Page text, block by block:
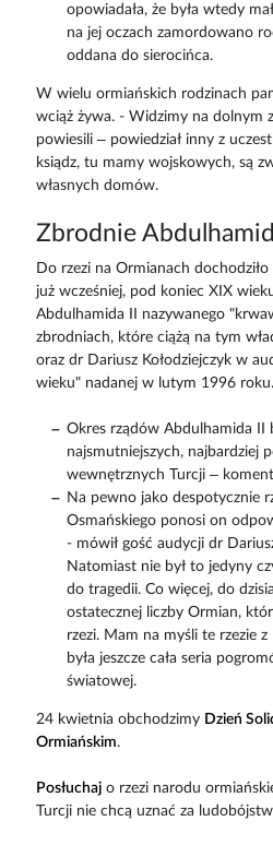
opowiadała, że była wtedy
na jej oczach zamordowano
oddana do sierocińca.
W wielu ormiańskich rodzinach
wciąż żywa. - Widzimy na dolnym
powiesili – powiedział inny z
ksiądz, tu mamy wojskowych, są
własnych domów.
Zbrodnie
Do rzezi na Ormianach
już wcześniej, pod koniec XIX
Abdulhamida II nazywanego
zbrodniach, które ciążą na tym
oraz dr Dariusz Kołodziejczyk w
wieku" nadanej w lutym 1996 roku.
Okres rządów Abdulhamida II
najsmutniejszych, najbardziej
wewnętrznych Turcji –
Na pewno jako despotycznie
Osmańskiego ponosi on
- mówił gość audycji dr
Natomiast nie był to jedyny
do tragedii. Co więcej, do
ostatecznej liczby Ormian,
rzezi. Mam na myśli te rzezie
była jeszcze cała seria
światowej.
24 kwietnia obchodzimy Dzień
Ormiańskim.
Posłuchajo rzezi narodu
Turcji nie chcą uznać za